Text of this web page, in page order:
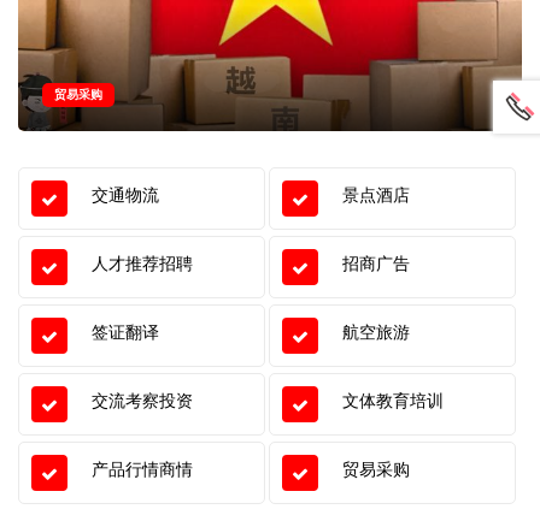
贸易采购
交通物流 景点酒店
人才推荐招聘 招商广告
签证翻译 航空旅游
交流考察投资 文体教育培训
产品行情商情 贸易采购